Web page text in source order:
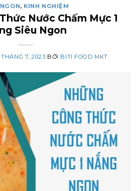
, KINH NGHIỆM
Nước Chấm Mực 1
Siêu Ngon
THÁNG 7, 2023 BỞI BITI FOOD MKT